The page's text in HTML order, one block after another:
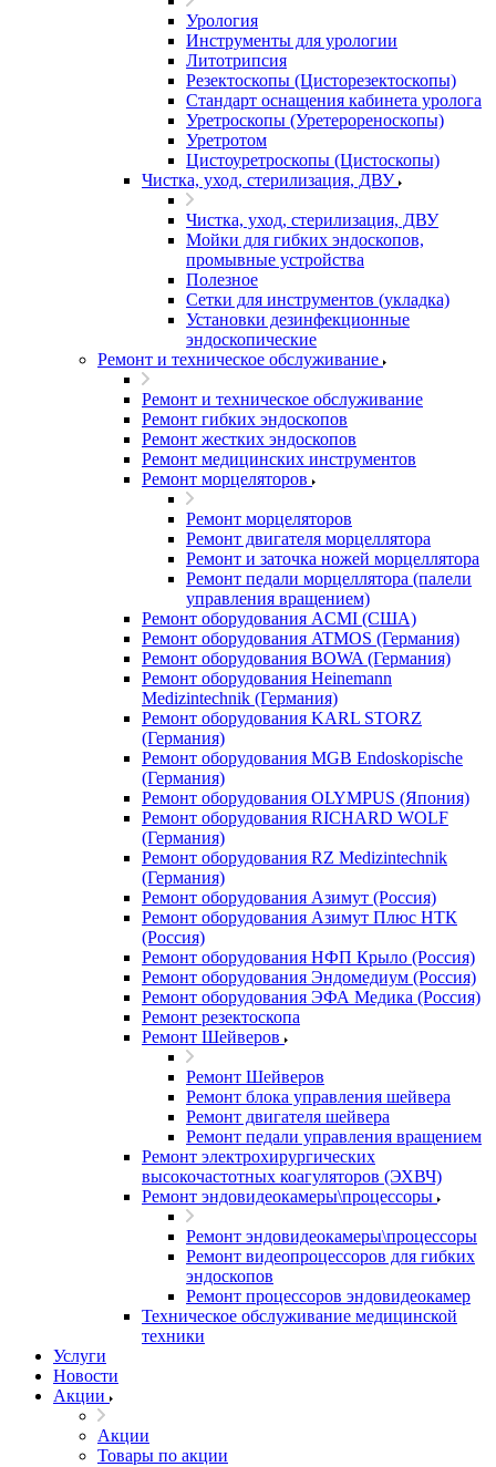
Урология
Инструменты для урологии
Литотрипсия
Резектоскопы (Цисторезектоскопы)
Стандарт оснащения кабинета уролога
Уретроскопы (Уретерореноскопы)
Уретротом
Цистоуретроскопы (Цистоскопы)
Чистка, уход, стерилизация, ДВУ
Чистка, уход, стерилизация, ДВУ
Мойки для гибких эндоскопов,
промывные устройства
Полезное
Сетки для инструментов (укладка)
Установки дезинфекционные
эндоскопические
Ремонт и техническое обслуживание
Ремонт и техническое обслуживание
Ремонт гибких эндоскопов
Ремонт жестких эндоскопов
Ремонт медицинских инструментов
Ремонт морцеляторов
Ремонт морцеляторов
Ремонт двигателя морцеллятора
Ремонт и заточка ножей морцеллятора
Ремонт педали морцеллятора (палели
управления вращением)
Ремонт оборудования ACMI (США)
Ремонт оборудования ATMOS (Германия)
Ремонт оборудования BOWA (Германия)
Ремонт оборудования Heinemann
Medizintechnik (Германия)
Ремонт оборудования KARL STORZ
(Германия)
Ремонт оборудования MGB Endoskopische
(Германия)
Ремонт оборудования OLYMPUS (Япония)
Ремонт оборудования RICHARD WOLF
(Германия)
Ремонт оборудования RZ Medizintechnik
(Германия)
Ремонт оборудования Азимут (Россия)
Ремонт оборудования Азимут Плюс НТК
(Россия)
Ремонт оборудования НФП Крыло (Россия)
Ремонт оборудования Эндомедиум (Россия)
Ремонт оборудования ЭФА Медика (Россия)
Ремонт резектоскопа
Ремонт Шейверов
Ремонт Шейверов
Ремонт блока управления шейвера
Ремонт двигателя шейвера
Ремонт педали управления вращением
Ремонт электрохирургических
высокочастотных коагуляторов (ЭХВЧ)
Ремонт эндовидеокамеры\процессоры
Ремонт эндовидеокамеры\процессоры
Ремонт видеопроцессоров для гибких
эндоскопов
Ремонт процессоров эндовидеокамер
Техническое обслуживание медицинской
техники
Услуги
Новости
Акции
Акции
Товары по акции